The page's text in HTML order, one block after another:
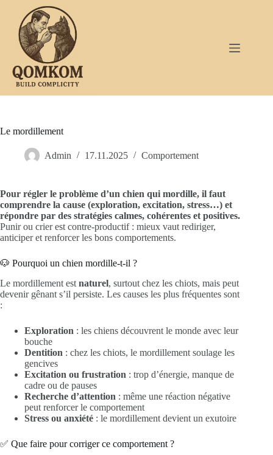
contenu
Le mordillement
Admin 17.11.2025 Comportement
Pour régler le problème d’un chien qui mordille, il faut
comprendre la cause (exploration, excitation, stress…) et
répondre par des stratégies calmes, cohérentes et positives.
Punir ou crier est contre-productif : mieux vaut rediriger,
anticiper et renforcer les bons comportements.
🐶 Pourquoi un chien mordille-t-il ?
Le mordillement est naturel, surtout chez les chiots, mais peut
devenir gênant s’il persiste. Les causes les plus fréquentes sont
:
Exploration : les chiens découvrent le monde avec leur
bouche
Dentition : chez les chiots, le mordillement soulage les
gencives
Excitation ou frustration : trop d’énergie, manque de
cadre ou de pauses
Recherche d’attention : même une réaction négative
peut renforcer le comportement
Stress ou anxiété : le mordillement devient un exutoire
✅ Que faire pour corriger ce comportement ?